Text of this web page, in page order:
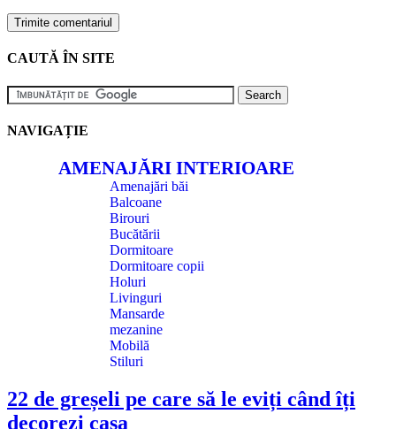
CAUTĂ ÎN SITE
NAVIGAȚIE
AMENAJĂRI INTERIOARE
Amenajări băi
Balcoane
Birouri
Bucătării
Dormitoare
Dormitoare copii
Holuri
Livinguri
Mansarde
mezanine
Mobilă
Stiluri
22 de greșeli pe care să le eviți când îți
decorezi casa